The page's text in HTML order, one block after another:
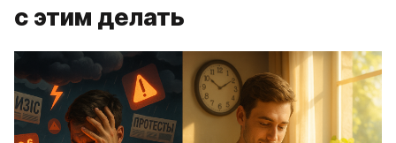
с этим делать